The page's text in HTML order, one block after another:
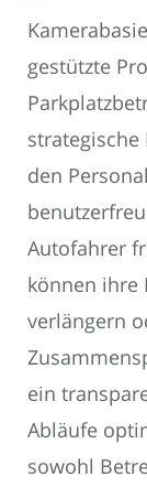
gestützte
strategische
den
Autofahrer
können ihre
verlängern
ein
Abläufe
sowohl